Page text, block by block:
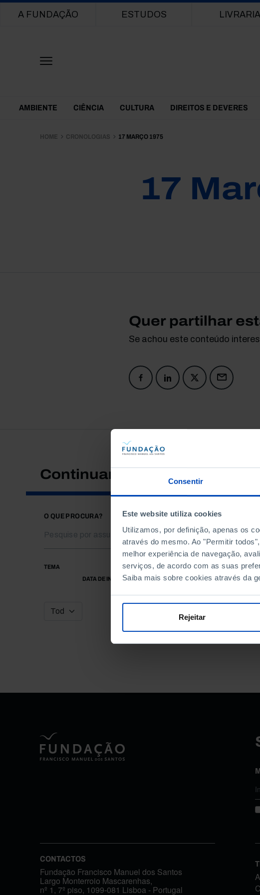
Consentir
Este website utiliza cookies
Utilizamos, por definição, apenas os
através do mesmo. Ao "Permitir
melhor experiência de navegação,
serviços, de acordo com as suas
Saiba mais sobre cookies através da
Rejeitar
Main navigation
A FUNDAÇÃO ESTUDOS LIVRARIA
Themes Menu
AMBIENTE CIÊNCIA CULTURA DIREITOS E DEVERES
HOME CRONOLOGIAS 17 MARÇO 1975
17
Quer partilhar
Se achou este conteúdo
Continuar a pesquisar
O QUE PROCURA?
TEMA
DATA DE INÍCIO
CONTACTOS
Fundação Francisco Manuel dos Santos
Largo Monterroio Mascarenhas,
nº 1, 7º piso, 1099-081 Lisboa - Portugal